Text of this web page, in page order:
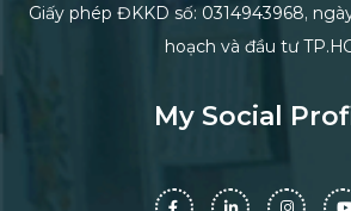
Giấy phép ĐKKD số: 0314943968,
hoạch và đầu tư
My Social